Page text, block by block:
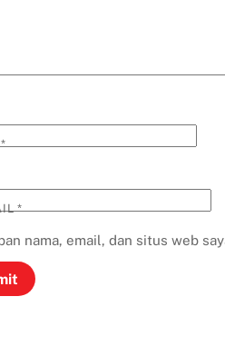
*
*
nama, email, dan situs web